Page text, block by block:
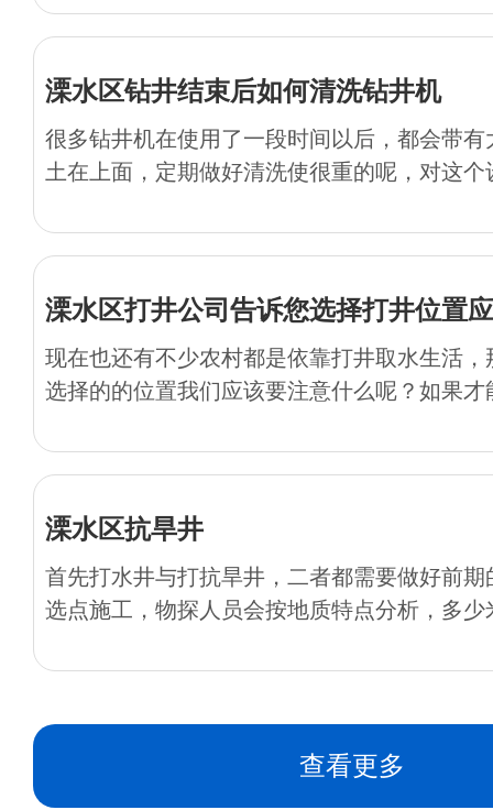
溧水区钻井结束后如何清洗钻井机
很多钻井机在使用了一段时间以后，都会带有
土在上面，定期做好清洗使很重的呢，对这
溧水区打井公司告诉您选择打井位置
现在也还有不少农村都是依靠打井取水生活，
选择的的位置我们应该要注意什么呢？如果
溧水区抗旱井
首先打水井与打抗旱井，二者都需要做好前期
选点施工，物探人员会按地质特点分析，多
查看更多